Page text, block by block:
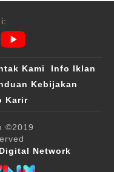
Kami
Info Iklan
Kebijakan
Karir
©2019
Network